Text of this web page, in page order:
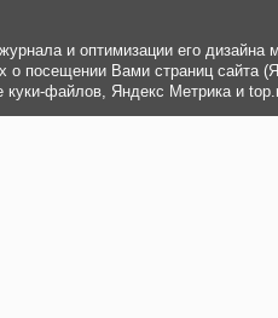
и оптимизации его
о посещении Вами страниц
куки-файлов, Яндекс Метрика и